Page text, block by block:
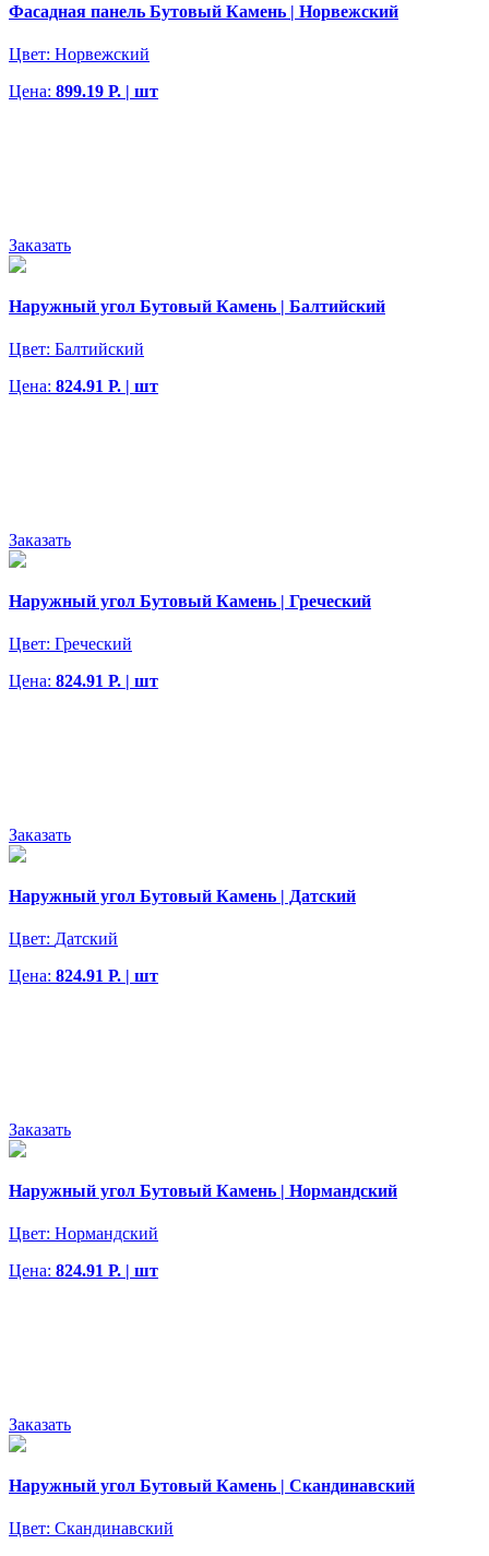
Фасадная панель Бутовый Камень | Норвежский
Цвет: Норвежский
Цена: 899.19 Р. | шт
Заказать
Наружный угол Бутовый Камень | Балтийский
Цвет: Балтийский
Цена: 824.91 Р. | шт
Заказать
Наружный угол Бутовый Камень | Греческий
Цвет: Греческий
Цена: 824.91 Р. | шт
Заказать
Наружный угол Бутовый Камень | Датский
Цвет: Датский
Цена: 824.91 Р. | шт
Заказать
Наружный угол Бутовый Камень | Нормандский
Цвет: Нормандский
Цена: 824.91 Р. | шт
Заказать
Наружный угол Бутовый Камень | Скандинавский
Цвет: Скандинавский